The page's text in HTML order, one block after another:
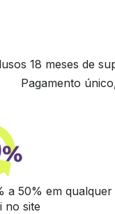
18 meses de
Pagamento
a 50% em qualquer
no site